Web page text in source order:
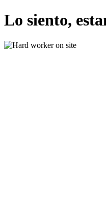
Lo siento,